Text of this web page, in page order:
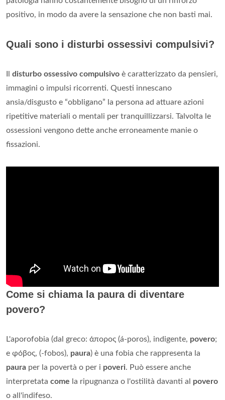
positivo, in modo da avere la sensazione che non basti mai.
Quali sono i disturbi ossessivi compulsivi?
disturbo ossessivo compulsivo è caratterizzato da pensieri,
immagini o impulsi ricorrenti. Questi innescano
ansia/disgusto e “obbligano” la persona ad attuare azioni
ripetitive materiali o mentali per tranquillizzarsi. Talvolta le
ossessioni vengono dette anche erroneamente manie o
fissazioni.
Come si chiama la paura di diventare
povero?
L'aporofobia (dal greco: άπορος (á-poros), indigente, povero;
e φόβος, (-fobos), paura) è una fobia che rappresenta la
paura per la povertà o per i poveri. Può essere anche
interpretata come la ripugnanza o l'ostilità davanti al povero
o all'indifeso.